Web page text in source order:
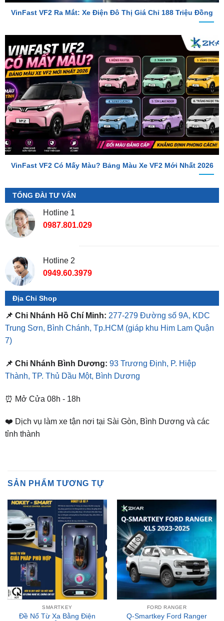
VinFast VF2 Có Mấy Màu? Bảng Màu Xe VF2 Mới Nhất 2026
TỔNG ĐÀI TƯ VẤN
Hotline 1
0987.801.029
Địa Chỉ Shop
📌 Chi Nhánh Hồ Chí Minh: 277-279 Đường số 9A, KDC
Trung Sơn, Bình Chánh, Tp.HCM
7)
📌 Chi Nhánh Bình Dương:
⏰ Mở Cửa 08h - 18h
❤️ Dịch vụ làm xe tận nơi tại Sài Gòn, Bình Dương và các
SMARTKEY
Đề Nổ Từ Xa Bằng Điện
Thoại Cho Ô Tô – Nokey
Smart
₫9,500,000
FORD RANGER
Q-Smartkey Ford Ranger
XLS 2023-2025
₫6,000,000